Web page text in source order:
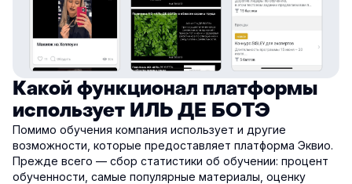
Какой функционал платформы
использует ИЛЬ ДЕ БОТЭ
Помимо обучения компания использует и другие
возможности, которые предоставляет платформа Эквио.
Прежде всего — сбор статистики об обучении: процент
обученности, самые популярные материалы, оценку